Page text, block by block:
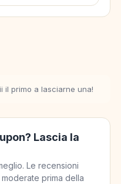
il primo a lasciarne una!
Lascia la
Le recensioni
prima della